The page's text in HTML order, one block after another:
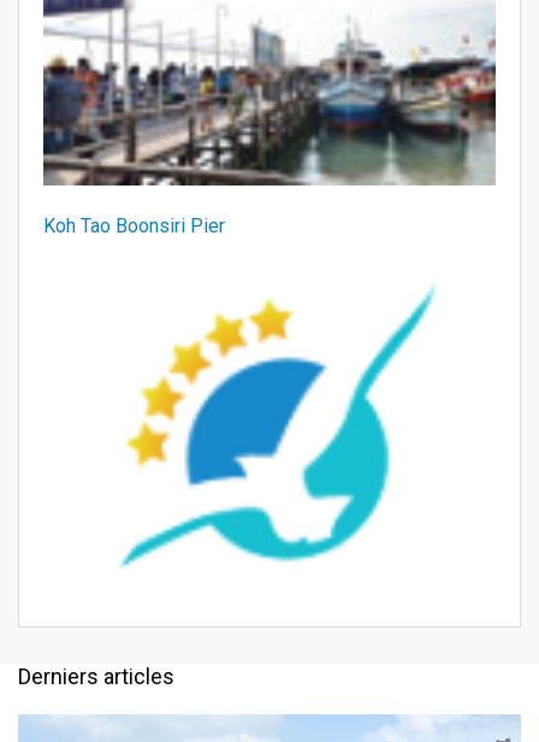
Koh Tao Boonsiri Pier
Derniers articles